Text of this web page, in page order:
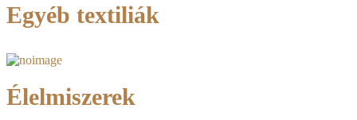
Egyéb textiliák
Élelmiszerek